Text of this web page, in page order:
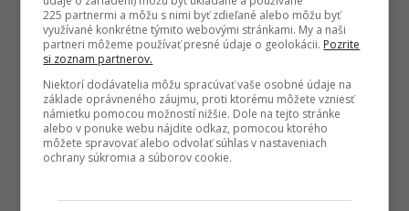
225 partnermi a môžu s nimi byť zdieľané alebo môžu byť
využívané konkrétne týmito webovými stránkami. My a naši
partneri môžeme používať presné údaje o geolokácii. Pozrite
si zoznam partnerov.
Niektorí dodávatelia môžu spracúvať vaše osobné údaje na
základe oprávneného záujmu, proti ktorému môžete vzniesť
námietku pomocou možností nižšie. Dole na tejto stránke
alebo v ponuke webu nájdite odkaz, pomocou ktorého
môžete spravovať alebo odvolať súhlas v nastaveniach
ochrany súkromia a súborov cookie.